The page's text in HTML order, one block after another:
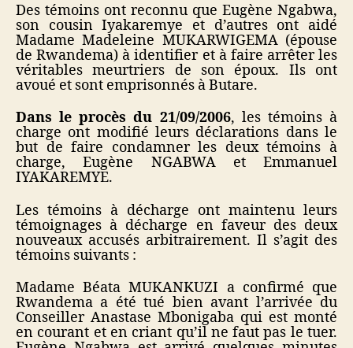
Des témoins ont reconnu que Eugène Ngabwa,
son cousin Iyakaremye et d’autres ont aidé
Madame Madeleine MUKARWIGEMA (épouse
de Rwandema) à identifier et à faire arrêter les
véritables meurtriers de son époux. Ils ont
avoué et sont emprisonnés à Butare.
Dans le procès du 21/09/2006, les témoins à
charge ont modifié leurs déclarations dans le
but de faire condamner les deux témoins à
charge, Eugène NGABWA et Emmanuel
IYAKAREMYE.
Les témoins à décharge ont maintenu leurs
témoignages à décharge en faveur des deux
nouveaux accusés arbitrairement. Il s’agit des
témoins suivants :
Madame Béata MUKANKUZI a confirmé que
Rwandema a été tué bien avant l’arrivée du
Conseiller Anastase Mbonigaba qui est monté
en courant et en criant qu’il ne faut pas le tuer.